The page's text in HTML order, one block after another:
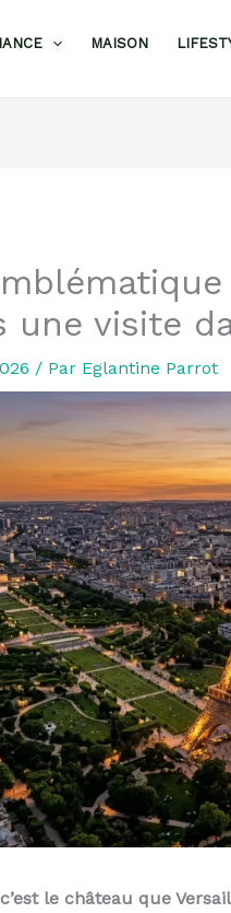
MAISON
une visite
/ Par Eglantine Parrot
le château que